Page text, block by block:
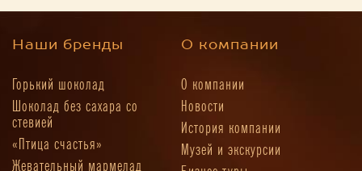
Наши бренды
Горький шоколад
Шоколад без сахара со
стевией
«Птица счастья»
Жевательный мармелад
О компании
О компании
Новости
История компании
Музей и экскурсии